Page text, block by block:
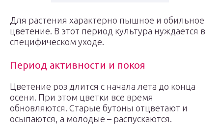
Для растения характерно пышное и обильное
цветение. В этот период культура нуждается в
специфическом уходе.
Период активности и покоя
Цветение роз длится с начала лета до конца
осени. При этом цветки все время
обновляются. Старые бутоны отцветают и
осыпаются, а молодые – распускаются.